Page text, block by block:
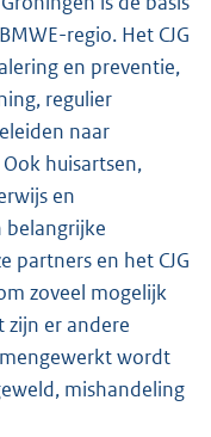
regio. Het CJG
en preventie,
regulier
naar
huisartsen,
en
belangrijke
partners en het CJG
zoveel mogelijk
zijn er andere
wordt
mishandeling